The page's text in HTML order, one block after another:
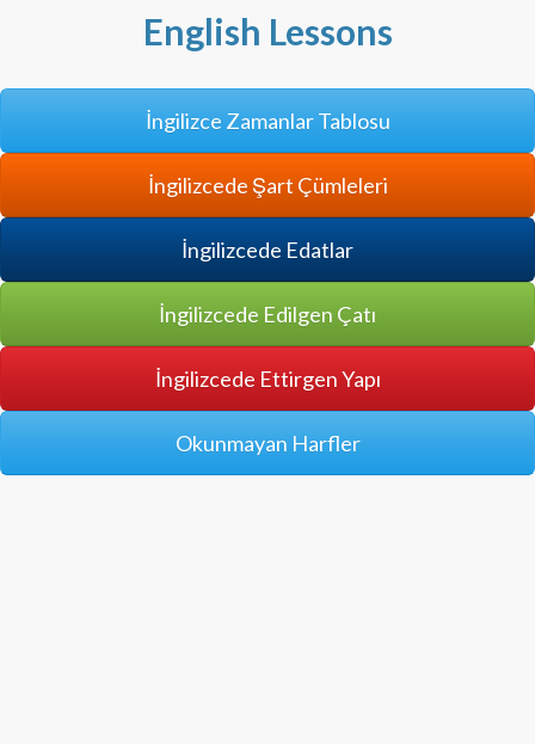
English Lessons
İngilizce Zamanlar Tablosu
İngilizcede Şart Çümleleri
İngilizcede Edatlar
İngilizcede Edilgen Çatı
İngilizcede Ettirgen Yapı
Okunmayan Harfler